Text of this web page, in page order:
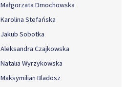
Małgorzata Dmochowska
Karolina Stefańska
Jakub Sobotka
Aleksandra Czajkowska
Natalia Wyrzykowska
Maksymilian Bladosz